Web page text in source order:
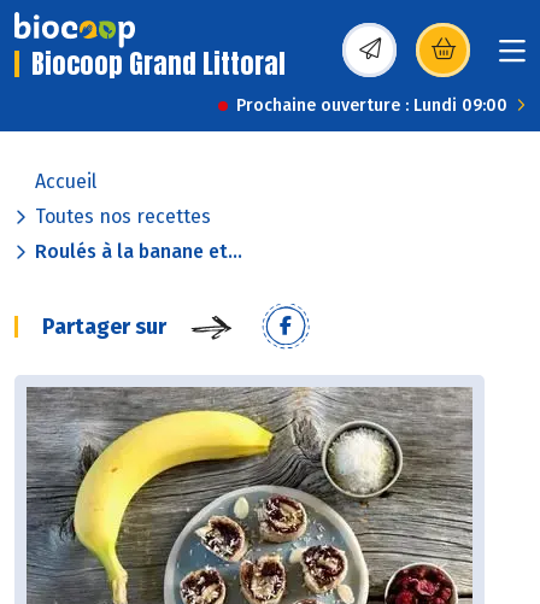
Biocoop Grand Littoral (s’ouvre dans une
Prochaine ouverture : Lundi 09:00
Accueil
Toutes nos recettes
Roulés à la banane et...
Partager sur